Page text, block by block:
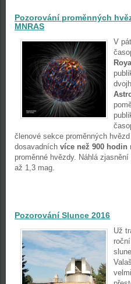
Pozorování proměnných
MNRAS
V
členové sekce proměnných
dosavadních více než 900 hodin
proměnné hvězdy. Náhlá
až 1,3 mag.
Pozorování Slunce 2016
Už